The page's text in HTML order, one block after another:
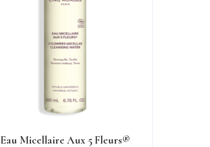
Eau Micellaire Aux 5 Fleurs®